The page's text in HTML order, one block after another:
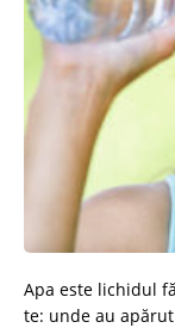
Apa este lichidul
te: unde au